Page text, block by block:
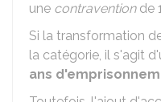
une contraventionde
Si la transformation
la catégorie, il s'agit
ans